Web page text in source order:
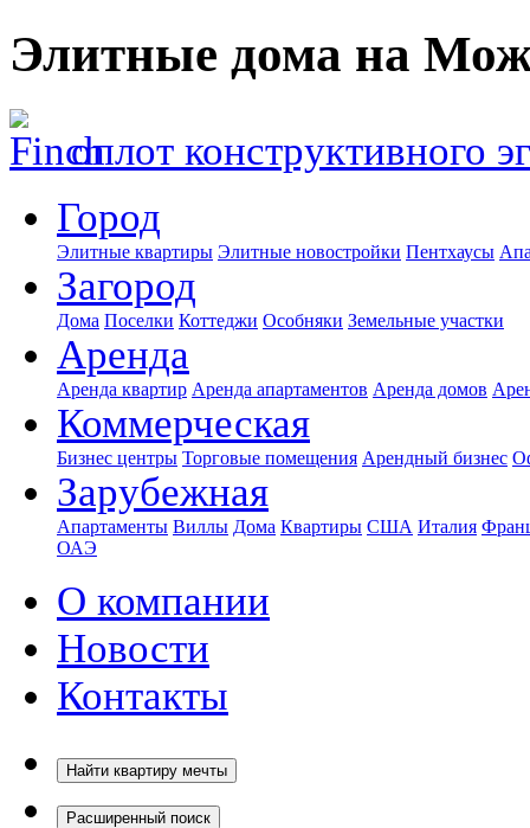
Элитные дома на
оплот конструктивного
Город
Элитные квартиры Элитные новостройки Пентхаусы
Загород
Дома Поселки Коттеджи Особняки Земельные участки
Аренда
Аренда квартир Аренда апартаментов Аренда домов
Коммерческая
Бизнес центры Торговые помещения Арендный бизнес
Зарубежная
Апартаменты Виллы Дома Квартиры США Италия
ОАЭ
О компании
Новости
Контакты
Найти квартиру мечты
Расширенный поиск